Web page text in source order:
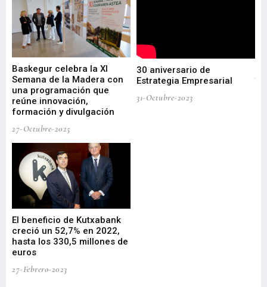
Baskegur celebra la XI
Semana de la Madera con
una programación que
reúne innovación,
formación y divulgación
27-Octubre-2025
30 aniversario de
Estrategia Empresarial
31-Octubre-2023
El beneficio de Kutxabank
creció un 52,7% en 2022,
hasta los 330,5 millones de
euros
27-Febrero-2023